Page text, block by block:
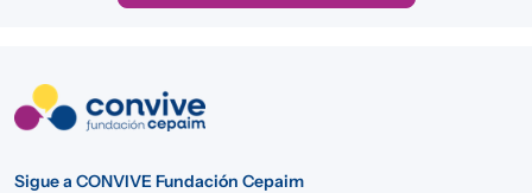
Sigue a CONVIVE Fundación Cepaim